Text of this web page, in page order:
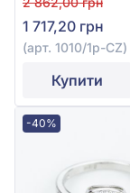
1 717,20 грн
(арт. 1010/1р-CZ)
Купити
-40%